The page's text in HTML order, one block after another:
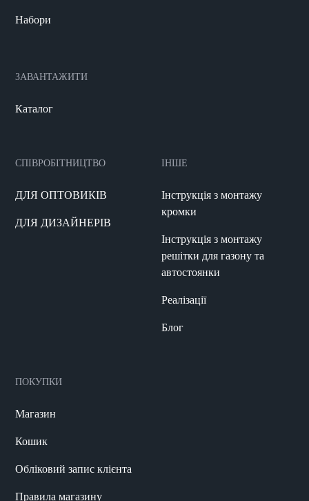
Набори
ЗАВАНТАЖИТИ
Каталог
СПІВРОБІТНИЦТВО
ДЛЯ ОПТОВИКІВ
ДЛЯ ДИЗАЙНЕРІВ
ІНШЕ
Інструкція з монтажу
кромки
Інструкція з монтажу
решітки для газону та
автостоянки
Реалізації
Блог
ПОКУПКИ
Магазин
Кошик
Обліковий запис клієнта
Правила магазину